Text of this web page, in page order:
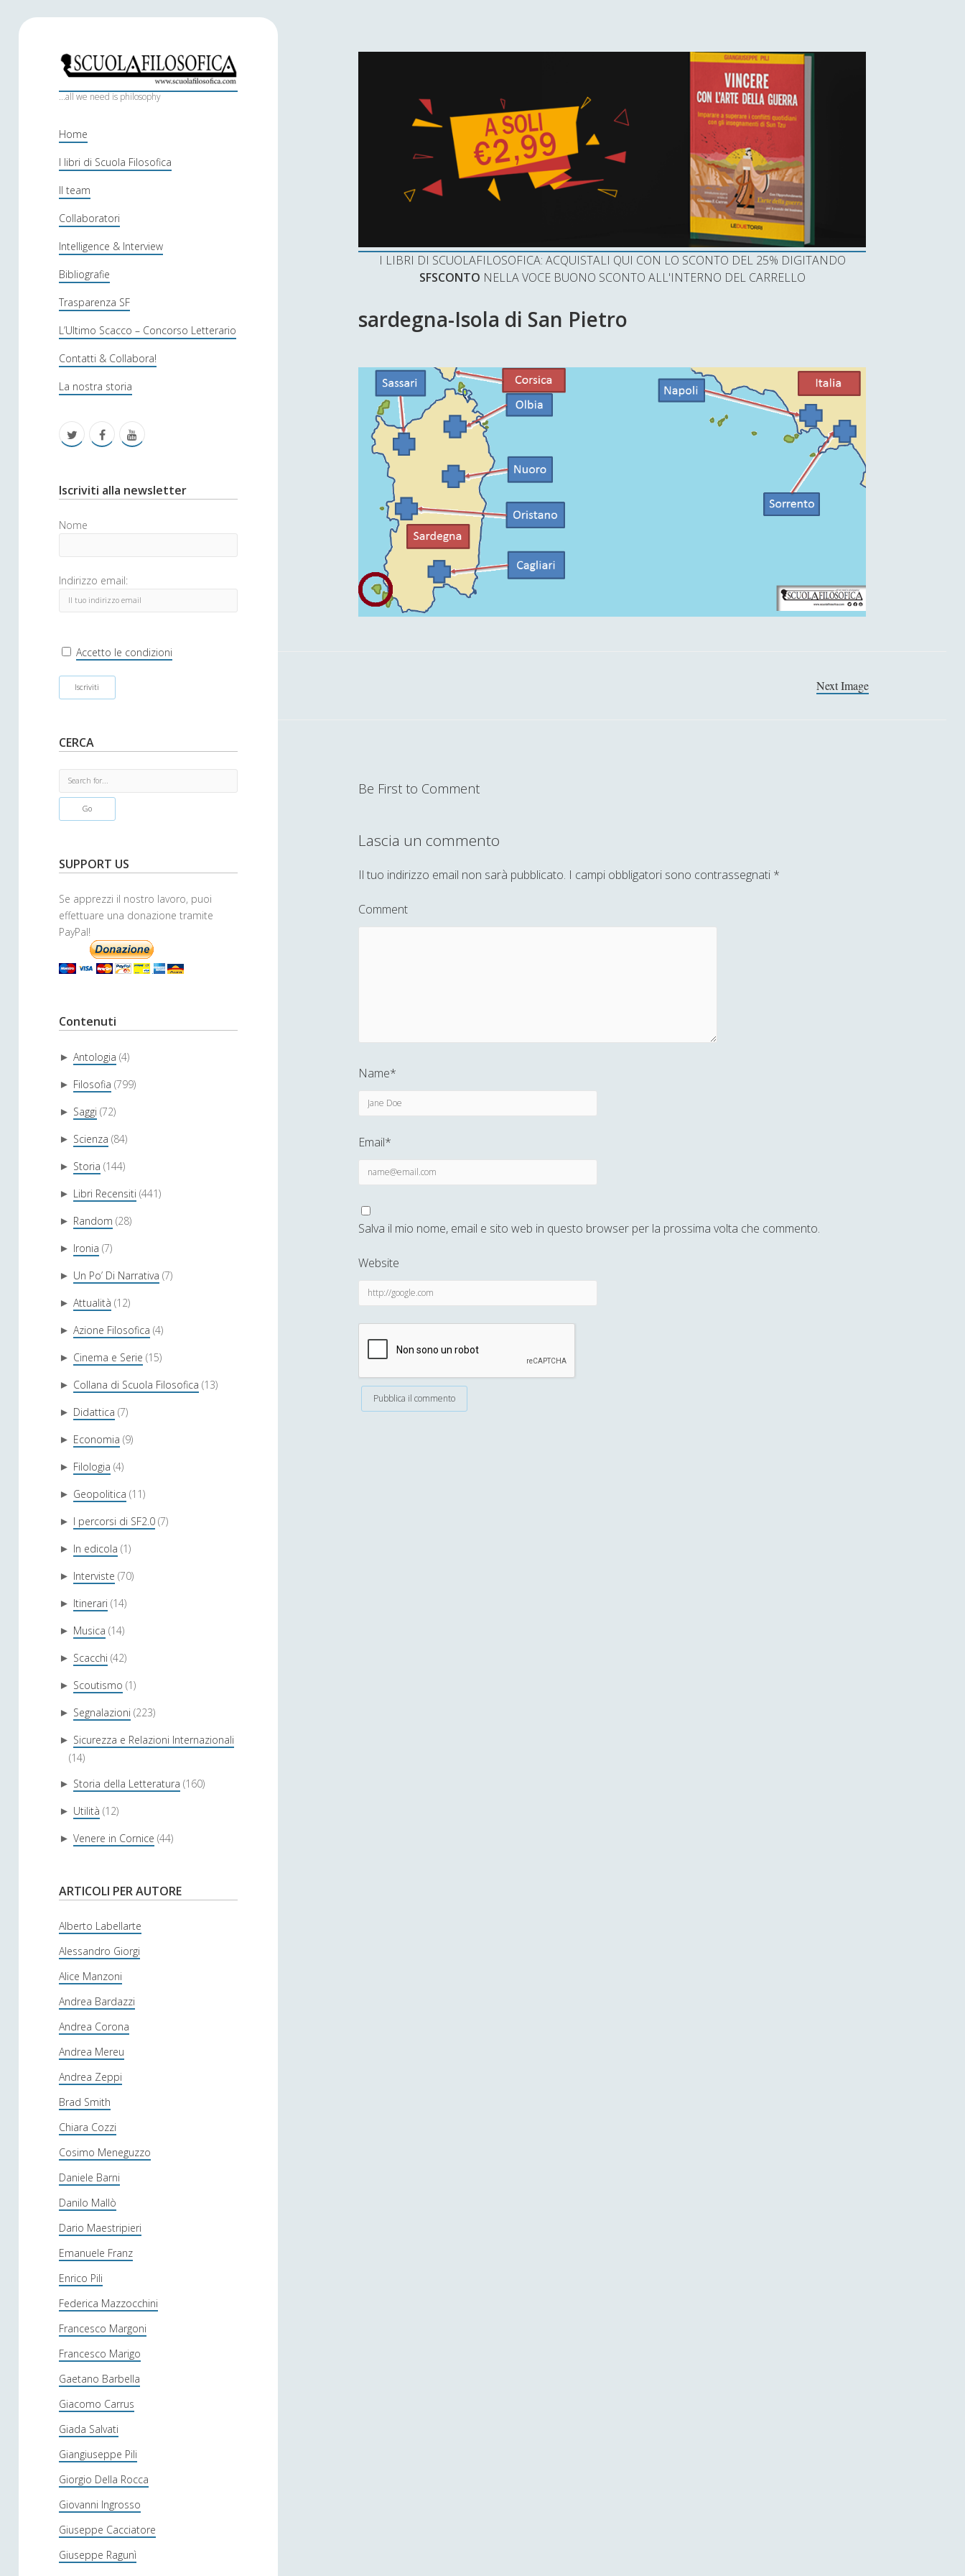
S
c
o
l
a
f
i
l
o
s
o
f
c
...all we need is philosophy
Home
I libri di Scuola Filosofica
Il team
Collaboratori
Intelligence & Interview
Bibliografie
Trasparenza SF
L’Ultimo Scacco – Concorso Letterario
Contatti & Collabora!
La nostra storia
i
t
r
f
c
b
o
k
u
u
e
S
i
e
b
r
Iscriviti alla newsletter
Nome
Indirizzo email:
Accetto le condizioni
CERCA
e
h
SUPPORT US
Se apprezzi il nostro lavoro, puoi
effettuare una donazione tramite
PayPal!
Contenuti
► Antologia (4)
► Filosofia (799)
► Saggi (72)
► Scienza (84)
► Storia (144)
► Libri Recensiti (441)
► Random (28)
► Ironia (7)
► Un Po’ Di Narrativa (7)
► Attualità (12)
► Azione Filosofica (4)
► Cinema e Serie (15)
► Collana di Scuola Filosofica (13)
► Didattica (7)
► Economia (9)
► Filologia (4)
► Geopolitica (11)
► I percorsi di SF2.0 (7)
► In edicola (1)
► Interviste (70)
► Itinerari (14)
► Musica (14)
► Scacchi (42)
► Scoutismo (1)
► Segnalazioni (223)
► Sicurezza e Relazioni Internazionali
(14)
► Storia della Letteratura (160)
► Utilità (12)
► Venere in Cornice (44)
ARTICOLI PER AUTORE
Alberto Labellarte
Alessandro Giorgi
Alice Manzoni
Andrea Bardazzi
Andrea Corona
Andrea Mereu
Andrea Zeppi
Brad Smith
Chiara Cozzi
Cosimo Meneguzzo
Daniele Barni
Danilo Mallò
Dario Maestripieri
Emanuele Franz
Enrico Pili
Federica Mazzocchini
Francesco Margoni
Francesco Marigo
Gaetano Barbella
Giacomo Carrus
Giada Salvati
Giangiuseppe Pili
Giorgio Della Rocca
Giovanni Ingrosso
Giuseppe Cacciatore
Giuseppe Ragunì
I LIBRI DI SCUOLAFILOSOFICA: ACQUISTALI QUI CON LO SCONTO DEL 25% DIGITANDO
SFSCONTO NELLA VOCE BUONO SCONTO ALL'INTERNO DEL CARRELLO
sardegna-Isola di San Pietro
Next Image
Be First to Comment
Lascia un commento
Il tuo indirizzo email non sarà pubblicato. I campi obbligatori sono contrassegnati *
Comment
Name*
Email*
Salva il mio nome, email e sito web in questo browser per la prossima volta che commento.
Website